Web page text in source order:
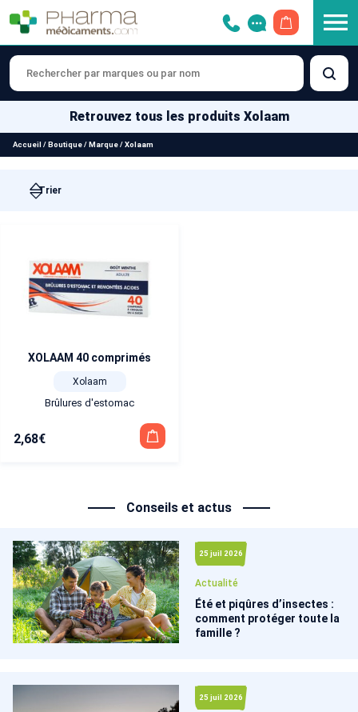
Retrouvez tous les produits Xolaam
Accueil / Boutique/ Marque/Xolaam
XOLAAM 40 comprimés
Xolaam
Brûlures d'estomac
2,68€
Conseils et actus
25 juil 2026
Actualité
Été et piqûres d’insectes :
comment protéger toute la
famille ?
25 juil 2026